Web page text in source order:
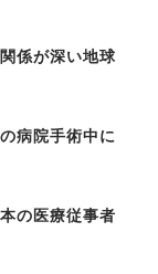
係が深い地球
病院手術中に
の医療従事者